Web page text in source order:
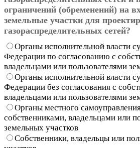
ограничений (обременений) на
земельные участки для
газораспределительных сетей?
Органы исполнительной власти
Федерации по согласованию с
владельцами или пользователями
Органы исполнительной власти
Федерации без согласования с
владельцами или пользователями
Органы местного
собственниками, владельцами или
земельных участков
Собственники, владельцы или